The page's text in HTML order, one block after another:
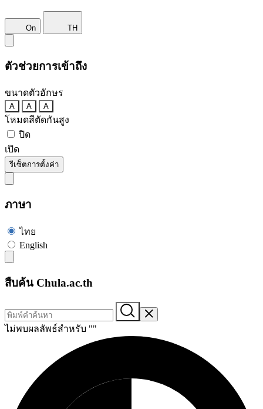
On TH
ตัวช่วยการเข้าถึง
ขนาดตัวอักษร
A A A
โหมดสีตัดกันสูง
ปิด
เปิด
รีเซ็ตการตั้งค่า
ภาษา
ไทย
English
สืบค้น Chula.ac.th
ไม่พบผลลัพธ์สำหรับ ""